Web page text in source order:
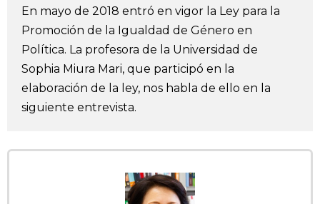
Vídeos e imágenes
En profundidad
Más
Noticias official SNS
En mayo de 2018 entró en vigor la Ley para la
Promoción de la Igualdad de Género en
Política. La profesora de la Universidad de
Sophia Miura Mari, que participó en la
elaboración de la ley, nos habla de ello en la
siguiente entrevista.